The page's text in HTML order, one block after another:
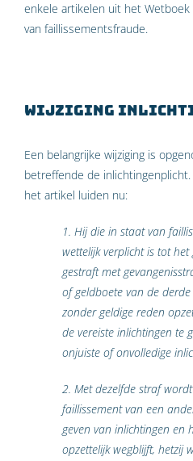
enkele artikelen uit het
van faillissementsfraude.
Wijziging
Een belangrijke wijziging is
betreffende de
het artikel luiden nu:
1. Hij die in staat van
wettelijk verplicht is tot
gestraft met
of geldboete van de
zonder geldige reden
de vereiste inlichtingen te
onjuiste of onvolledige
2. Met dezelfde straf
faillissement van een
geven van inlichtingen en
opzettelijk wegblijft, hetzij